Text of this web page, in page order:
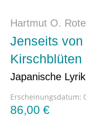
Hartmut O.
Jenseits
Kirschblüten
Japanische
Erscheinungsdatum:
86,00 €